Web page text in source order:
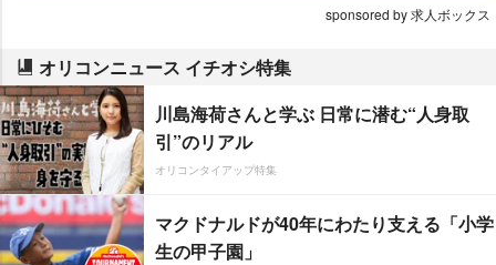
sponsored by 求人ボックス
オリコンニュース イチオシ特集
川島海荷さんと学ぶ 日常に潜む“人身取
引”のリアル
オリコンタイアップ特集
マクドナルドが40年にわたり支える「小学
生の甲子園」